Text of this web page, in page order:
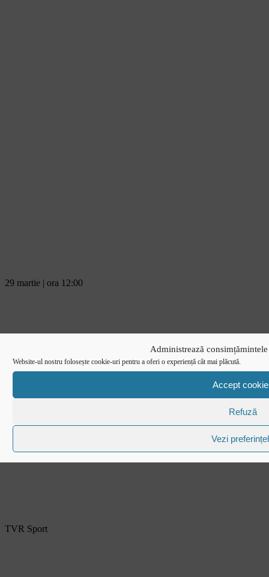
Administrează
Website-ul nostru folosește cookie-uri pentru a oferi o experiență cât mai plăcută.
Accept
Refuză
Vezi
29 martie | ora 12:00
SCM Timișoara - CS Dinamo
TVR Sport